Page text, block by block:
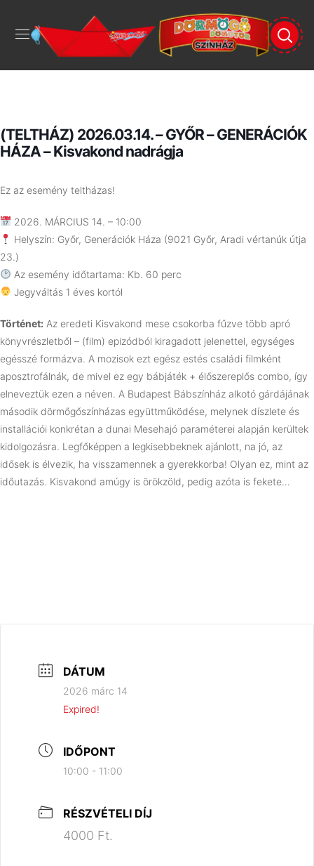
(TELTHÁZ) 2026.03.14. – GYŐR – GENERÁCIÓK
HÁZA – Kisvakond nadrágja
Ez az esemény teltházas!
2026. MÁRCIUS 14. – 10:00
Helyszín: Győr, Generációk Háza (9021 Győr, Aradi vértanúk útja
23.)
Az esemény időtartama: Kb. 60 perc
Jegyváltás 1 éves kortól
Történet: Az eredeti Kisvakond mese csokorba fűzve több apró
könyvrészletből – (film) epizódból kiragadott jelenettel, egységes
egésszé formázva. A mozisok ezt egész estés családi filmként
aposztrofálnák, de mivel ez egy bábjáték + élőszereplős combo, így
elneveztük ezen a néven. A Budapest Bábszínház alkotó gárdájának
második dörmőgőszínházas együttműködése, melynek díszlete és
installációi konkrétan a dunai Mesehajó paraméterei alapján kerültek
kidolgozásra. Legfőképpen a legkisebbeknek ajánlott, na jó, az
idősek is élvezik, ha visszamennek a gyerekkorba! Olyan ez, mint az
időutazás. Kisvakond amúgy is örökzöld, pedig azóta is fekete…
DÁTUM
2026 márc 14
Expired!
IDŐPONT
10:00 - 11:00
RÉSZVÉTELI DÍJ
4000 Ft.